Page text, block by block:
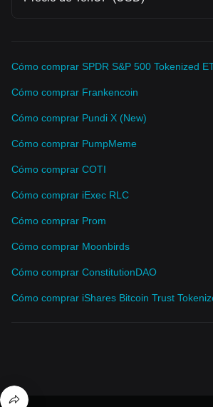
Cómo comprar SPDR S&P 500 Tokenized
Cómo comprar Frankencoin
Cómo comprar Pundi X (New)
Cómo comprar PumpMeme
Cómo comprar COTI
Cómo comprar iExec RLC
Cómo comprar Prom
Cómo comprar Moonbirds
Cómo comprar ConstitutionDAO
Cómo comprar iShares Bitcoin Trust